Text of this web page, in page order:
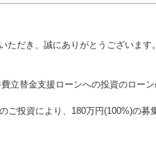
ただき、誠にありがとうございます。
費立替金支援ローンへの投資のローン
ご投資により、180万円(100%)の募